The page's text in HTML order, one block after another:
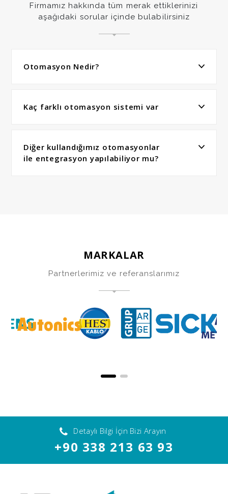
Firmamız hakkında tüm merak ettiklerinizi
aşağıdaki sorular içinde bulabilirsiniz
Otomasyon Nedir?
Kaç farklı otomasyon sistemi var
Diğer kullandığımız otomasyonlar
ile entegrasyon yapılabiliyor mu?
MARKALAR
Partnerlerimiz ve referanslarımız
Detaylı Bilgi İçin Bizi Arayın
+90 338 213 63 93